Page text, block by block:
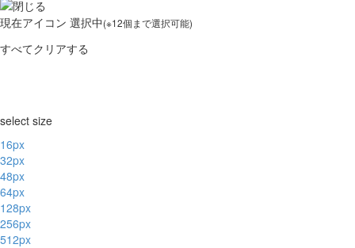
現在アイコン 選択中(※12個まで選択可能)
すべてクリアする
select size
16px
32px
48px
64px
128px
256px
512px